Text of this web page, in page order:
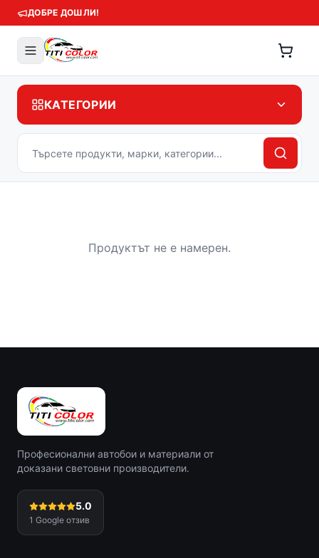
ДОБРЕ ДОШЛИ!
КАТЕГОРИИ
Продуктът не е намерен.
Професионални автобои и материали от
доказани световни производители.
5.0
1 Google отзив